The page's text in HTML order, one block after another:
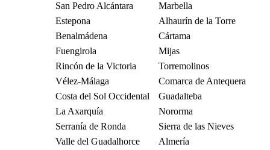
San Pedro Alcántara
Marbella
Estepona
Alhaurín de la Torre
Benalmádena
Cártama
Fuengirola
Mijas
Rincón de la Victoria
Torremolinos
Vélez-Málaga
Comarca de Antequera
Costa del Sol Occidental
Guadalteba
La Axarquía
Nororma
Serranía de Ronda
Sierra de las Nieves
Valle del Guadalhorce
Almería